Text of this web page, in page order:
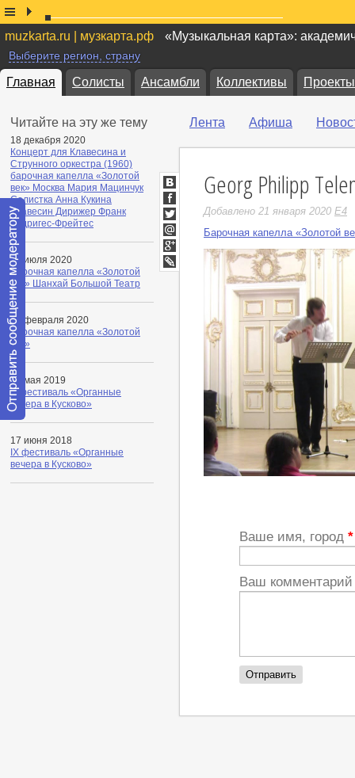
muzkarta.ru | музкарта.рф «Музыкальная карта»:
Выберите регион, страну
Главная Солисты Ансамбли Коллективы Проекты
Читайте на эту же тему
18 декабря 2020
Концерт для Клавесина и
Струнного оркестра (1960)
барочная капелла «Золотой
век» Москва Мария Мацинчук
Солистка Анна Кукинa
Клавесин Дирижeр Фрaнк
Родригес-Фрейтес
23 июля 2020
Барочная капелла «Золотой
век» Шанхай Большой Театр
06 февраля 2020
Барочная капелла «Золотой
век»
30 мая 2019
Х фестиваль «Органные
вечера в Кусково»
17 июня 2018
IX фестиваль «Органные
вечера в Кусково»
Лента Афиша
Georg Philipp
Добавлено 21 января 2020 E4
Барочная капелла «Золотой
ВКонтакте
Facebook
Twitter
Мой
Мир
Google+
LiveJournal
Ваше имя, город *
Ваш
Отправить
сообщение
модератору